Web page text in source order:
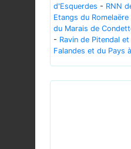
d'Esquerdes - RNN
Etangs du Romelaëre
du Marais de
- Ravin de Pitendal
Falandes et du Pays